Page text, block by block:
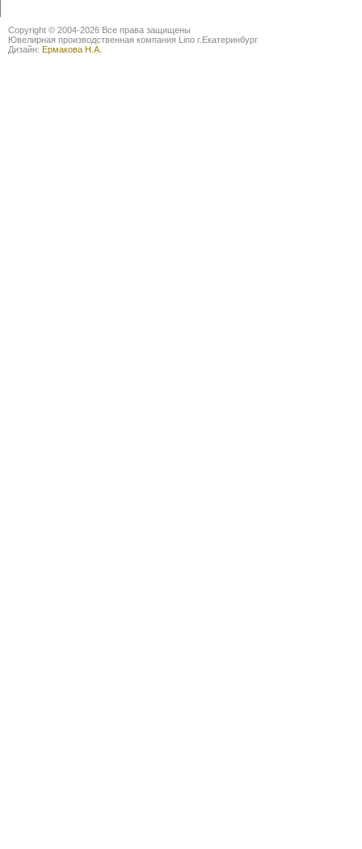
Copyright © 2004-2026 Все права защищены
Ювелирная производственная компания Lino г.Екатеринбург
Дизайн: Ермакова Н.А.